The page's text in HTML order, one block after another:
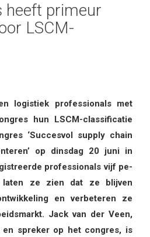
heeft primeur
LSCM-
logistiek professionals met
hun LSCM-classificatie
‘Succesvol supply chain
op dinsdag 20 juni in
professionals vijf pe-
laten ze zien dat ze blijven
en verbeteren ze
Jack van der Veen,
en spreker op het congres, is